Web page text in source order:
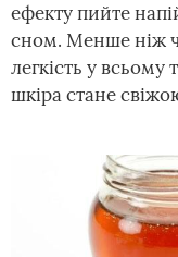
ефекту пийте
сном. Менше ніж
легкість у всьому
шкіра стане